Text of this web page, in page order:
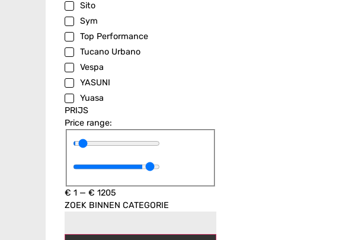
Sito
Sym
Top Performance
Tucano Urbano
Vespa
YASUNI
Yuasa
PRIJS
Price range:
€ 1 — € 1205
ZOEK BINNEN CATEGORIE